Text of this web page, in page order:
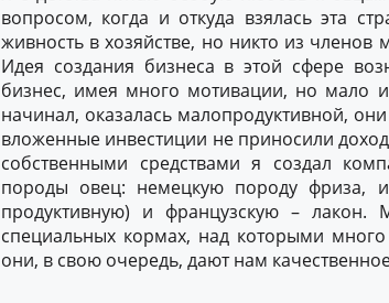
вопросом, когда и откуда взялась эта
живность в хозяйстве, но никто из
Идея создания бизнеса в этой сфере
бизнес, имея много мотивации, но мало
начинал, оказалась малопродуктивной,
вложенные инвестиции не приносили
собственными средствами я создал
породы овец: немецкую породу фриза,
продуктивную) и французскую –
специальных кормах, над которыми
они, в свою очередь, дают нам